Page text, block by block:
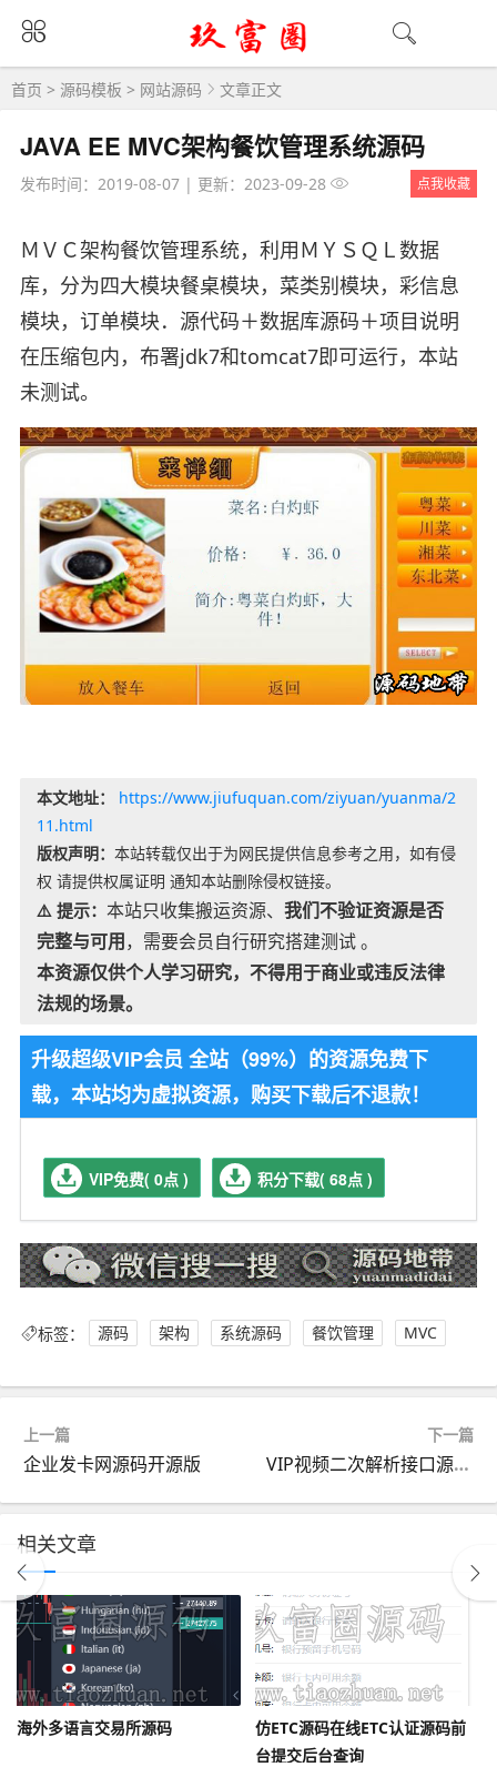
首页 > 源码模板 > 网站源码 文章正文
JAVA EE MVC架构餐饮管理系统源码
发布时间：2019-08-07| 更新：2023-09-28 点我收藏
ＭＶＣ架构餐饮管理系统，利用ＭＹＳＱＬ数据
库，分为四大模块餐桌模块，菜类别模块，彩信息
模块，订单模块．源代码＋数据库源码＋项目说明
在压缩包内，布署jdk7和tomcat7即可运行，本站
未测试。
本文地址：
https://www.jiufuquan.com/ziyuan/yuanma/2
11.html
版权声明： 本站转载仅出于为网民提供信息参考之用，如有侵
权 请提供权属证明 通知本站删除侵权链接。
⚠️ 提示： 本站只收集搬运资源、 我们不验证资源是否
完整与可用，需要会员自行研究搭建测试 。
本资源仅供个人学习研究，不得用于商业或违反法律
法规的场景。
升级超级VIP会员 全站（99%）的资源免费下
载，本站均为虚拟资源，购买下载后不退款！
VIP免费( 0点 ) 积分下载( 68点 )
标签： 源码 架构 系统源码 餐饮管理 MVC
上一篇
企业发卡网源码开源版
下一篇
VIP视频二次解析接口源码可设置接口广告
相关文章
海外多语言交易所源码
仿ETC源码在线ETC认证源码前
台提交后台查询